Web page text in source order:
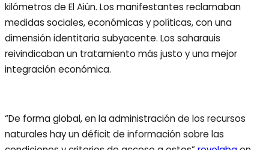
kilómetros de El Aiún. Los manifestantes reclamaban
medidas sociales, económicas y políticas, con una
dimensión identitaria subyacente. Los saharauis
reivindicaban un tratamiento más justo y una mejor
integración económica.
“De forma global, en la administración de los recursos
naturales hay un déficit de información sobre las